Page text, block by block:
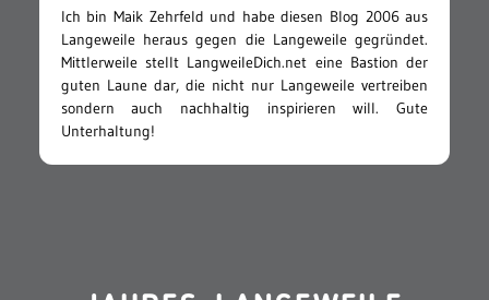
Ich bin Maik Zehrfeld und habe diesen Blog 2006 aus
Langeweile heraus gegen die Langeweile gegründet.
Mittlerweile stellt LangweileDich.net eine Bastion der
guten Laune dar, die nicht nur Langeweile vertreiben
sondern auch nachhaltig inspirieren will. Gute
Unterhaltung!